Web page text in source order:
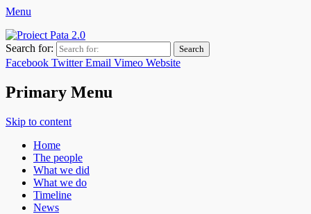
Menu
Pata 2.0 Project
Asociaţia de Dezvoltare Intercomunitară Zona Metropolitană Cluj
Search for:
Facebook Twitter Email Vimeo Website
Primary Menu
Skip to content
Home
The people
What we did
What we do
Timeline
News